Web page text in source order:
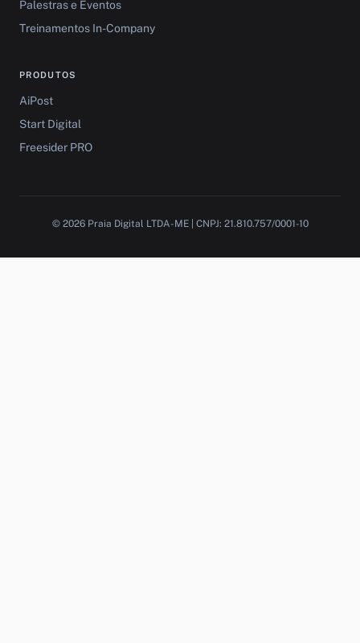
Palestras e Eventos
Treinamentos In-Company
PRODUTOS
AiPost
Start Digital
Freesider PRO
© 2026 Praia Digital LTDA-ME | CNPJ: 21.810.757/0001-10